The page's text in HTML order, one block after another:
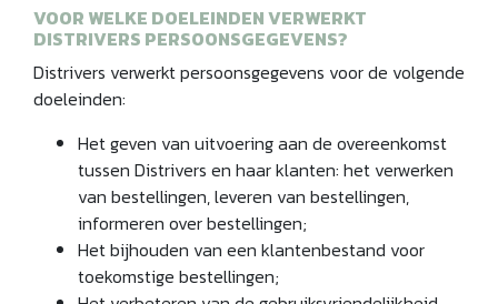
VOOR WELKE DOELEINDEN VERWERKT
DISTRIVERS PERSOONSGEGEVENS?
Distrivers verwerkt persoonsgegevens voor de volgende
doeleinden:
Het geven van uitvoering aan de overeenkomst
tussen Distrivers en haar klanten: het verwerken
van bestellingen, leveren van bestellingen,
informeren over bestellingen;
Het bijhouden van een klantenbestand voor
toekomstige bestellingen;